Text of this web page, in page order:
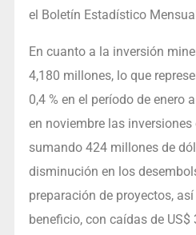
el Boletín Estadístico
En cuanto a la inversión
4,180 millones, lo que
0,4 % en el período de enero
en noviembre las inversiones
sumando 424 millones de
disminución en los
preparación de proyectos,
beneficio, con caídas de